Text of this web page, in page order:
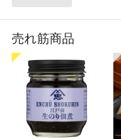
売れ筋商品